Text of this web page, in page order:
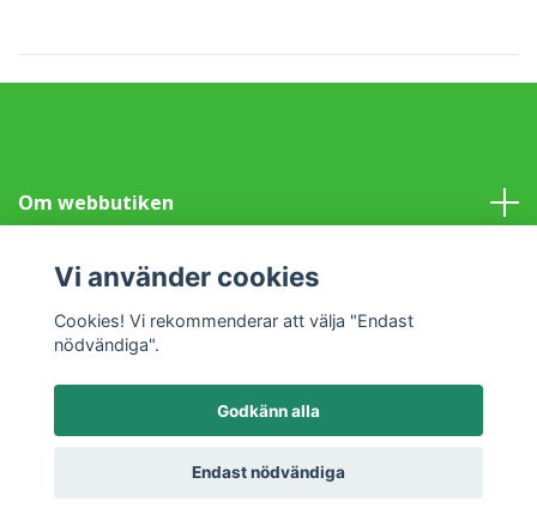
Om webbutiken
Information
Sociala medier
© 2026 Klotet i Lund Fair Trade Powered by Quickbutik
Vi använder cookies
Cookies! Vi rekommenderar att välja "Endast
nödvändiga".
Godkänn alla
Endast nödvändiga